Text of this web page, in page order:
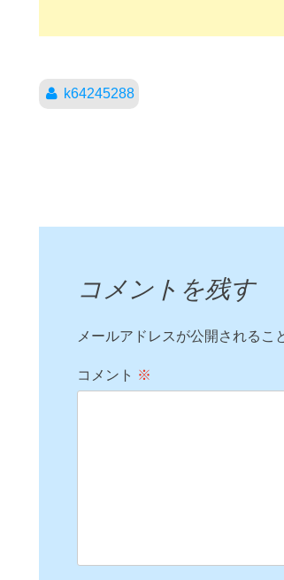
k64245288
コメントを残す
メールアドレスが公開されるこ
コメント ※